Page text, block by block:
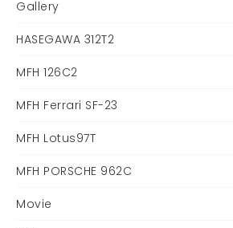
Gallery
HASEGAWA 312T2
MFH 126C2
MFH Ferrari SF-23
MFH Lotus97T
MFH PORSCHE 962C
Movie